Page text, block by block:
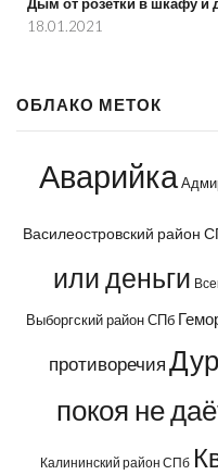
18.01.2021
ОБЛАКО МЕТОК
Аварийка
Василеостровский район
или деньги
Выборгский район СПб
противоречия
покоя не
Калининский район СПб